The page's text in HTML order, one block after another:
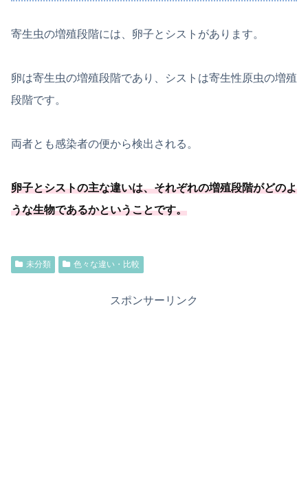
寄生虫の増殖段階には、卵子とシストがあります。
卵は寄生虫の増殖段階であり、シストは寄生性原虫の増殖
段階です。
両者とも感染者の便から検出される。
卵子とシストの主な違いは、それぞれの増殖段階がどのよ
うな生物であるかということです。
未分類 色々な違い・比較
スポンサーリンク